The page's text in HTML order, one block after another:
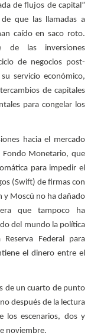
de flujos de capital”
que las llamadas a
caído en saco roto.
de las inversiones
de negocios post-
servicio económico,
de capitales
para congelar los
hacia el mercado
Fondo Monetario, que
para impedir el
(Swift) de firmas con
y Moscú no ha dañado
que tampoco ha
del mundo la política
Federal para
el dinero entre el
de un cuarto de punto
después de la lectura
los escenarios, dos y
noviembre.